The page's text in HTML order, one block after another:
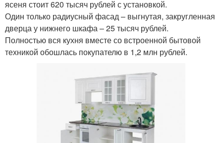
ясеня стоит 620 тысяч рублей с установкой.
Один только радиусный фасад – выгнутая, закругленная
дверца у нижнего шкафа – 25 тысяч рублей.
Полностью вся кухня вместе со встроенной бытовой
техникой обошлась покупателю в 1,2 млн рублей.